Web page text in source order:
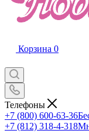
Корзина 0
Телефоны
+7 (800) 600-63-36
+7 (812) 318-4-318